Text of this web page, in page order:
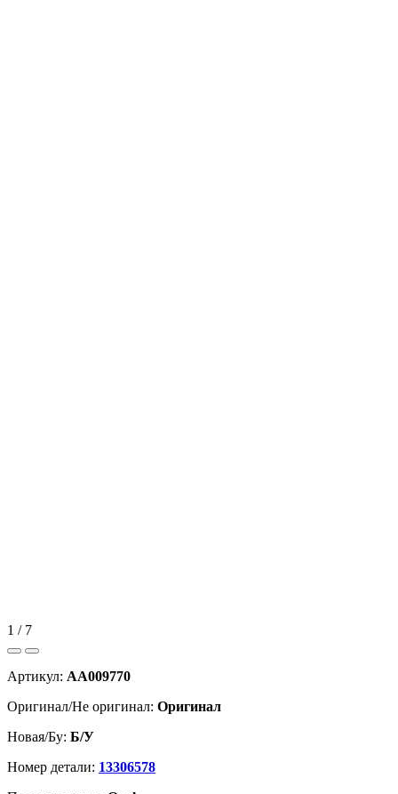
1 / 7
Артикул: AA009770
Оригинал/Не оригинал: Оригинал
Новая/Бу: Б/У
Номер детали: 13306578